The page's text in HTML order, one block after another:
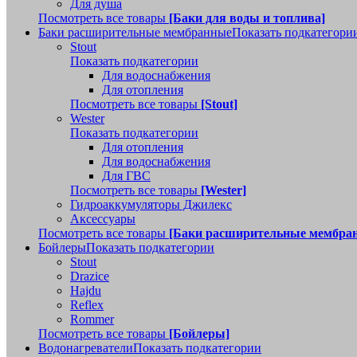
Для душа
Посмотреть все товары [Баки для воды и топлива]
Баки расширительные мембранныеПоказать
Stout
Показать подкатегории
Для водоснабжения
Для отопления
Посмотреть все товары [Stout]
Wester
Показать подкатегории
Для отопления
Для водоснабжения
Для ГВС
Посмотреть все товары [Wester]
Гидроаккумуляторы Джилекс
Аксессуары
Посмотреть все товары [Баки расширительные
БойлерыПоказать подкатегории
Stout
Drazice
Hajdu
Reflex
Rommer
Посмотреть все товары [Бойлеры]
ВодонагревателиПоказать подкатегории